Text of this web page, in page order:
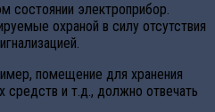
состоянии электроприбор.
охраной в силу отсутствия
помещение для хранения
и т.д., должно отвечать